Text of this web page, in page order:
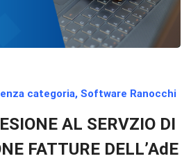
categoria, Software Ranocchi
AL SERVZIO DI
FATTURE DELL’AdE